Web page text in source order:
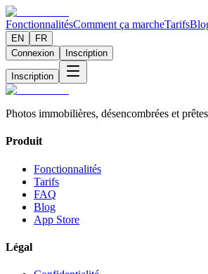
FonctionnalitésComment ça marcheTarifs
EN
FR
Connexion
Inscription
Inscription
Photos immobilières, désencombrées et
Produit
Fonctionnalités
Tarifs
FAQ
Blog
App Store
Légal